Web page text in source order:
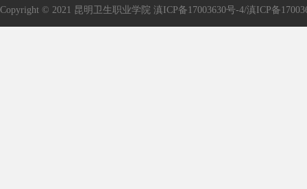
Copyright © 2021 昆明卫生职业学院 滇ICP备17003630号-4/滇ICP备